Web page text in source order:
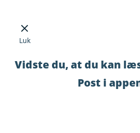
Luk
Vidste du, at du kan
Post i